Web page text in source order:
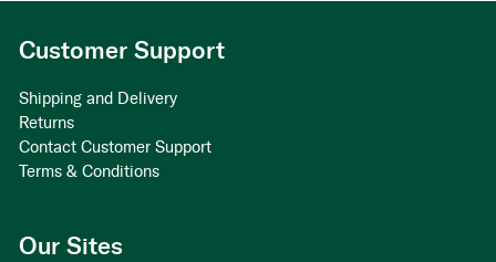
Customer Support
Shipping and Delivery
Returns
Contact Customer Support
Terms & Conditions
Our Sites